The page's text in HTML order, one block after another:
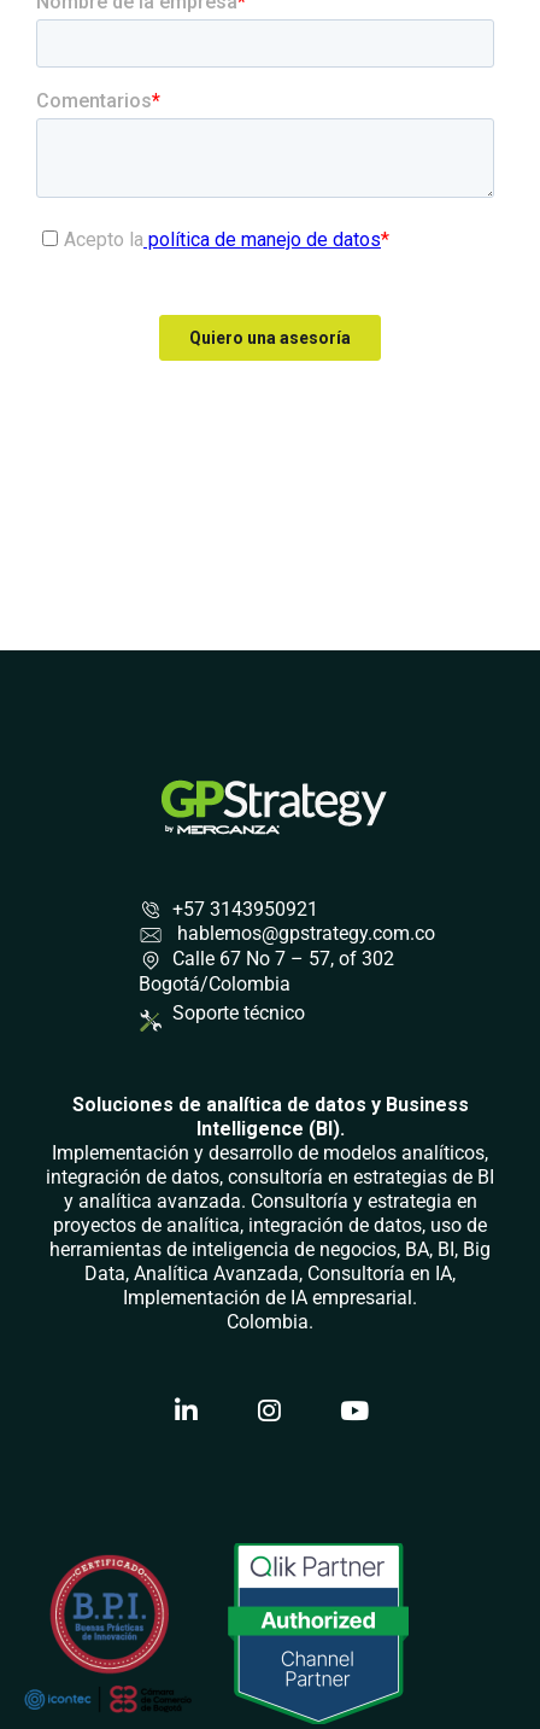
+57 3143950921
hablemos@gpstrategy.com.co
Calle 67 No 7 – 57, of 302
Bogotá/Colombia
Soporte técnico
Soluciones de analítica de datos y Business
Intelligence (BI).
Implementación y desarrollo de modelos analíticos,
integración de datos, consultoría en estrategias de BI
y analítica avanzada. Consultoría y estrategia en
proyectos de analítica, integración de datos, uso de
herramientas de inteligencia de negocios, BA, BI, Big
Data, Analítica Avanzada, Consultoría en IA,
Implementación de IA empresarial.
Colombia.